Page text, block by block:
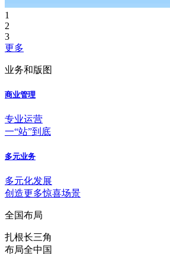
1
2
3
更多
业务和版图
商业管理
专业运营
一“站”到底
多元业务
多元化发展
创造更多惊喜场景
全国布局
扎根长三角
布局全中国